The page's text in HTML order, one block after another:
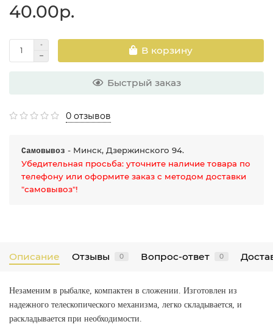
40.00р.
В корзину
Быстрый заказ
0 отзывов
Самовывоз - Минск, Дзержинского 94.
Убедительная просьба: уточните наличие товара по
телефону или оформите заказ с методом доставки
"самовывоз"!
Описание Отзывы 0 Вопрос-ответ 0
Незаменим в рыбалке, компактен в сложении. Изготовлен из
надежного телескопического механизма, легко складывается, и
раскладывается при необходимости.